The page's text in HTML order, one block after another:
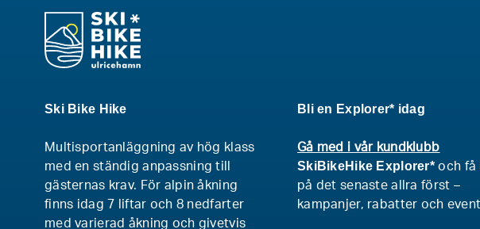
Ski Bike Hike
Multisportanläggning av hög klass
med en ständig anpassning till
gästernas krav. För alpin åkning
finns idag 7 liftar och 8 nedfarter
med varierad åkning och givetvis
Bli en Explorer* idag
Gå med i vår kundklubb
SkiBikeHike Explorer* och få
på det senaste allra först –
kampanjer, rabatter och